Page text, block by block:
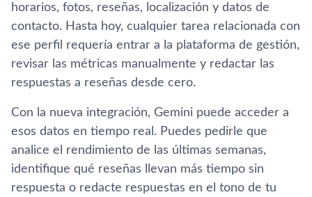
horarios, fotos, reseñas, localización y datos de
contacto. Hasta hoy, cualquier tarea relacionada con
ese perfil requería entrar a la plataforma de gestión,
revisar las métricas manualmente y redactar las
respuestas a reseñas desde cero.
Con la nueva integración, Gemini puede acceder a
esos datos en tiempo real. Puedes pedirle que
analice el rendimiento de las últimas semanas,
identifique qué reseñas llevan más tiempo sin
respuesta o redacte respuestas en el tono de tu